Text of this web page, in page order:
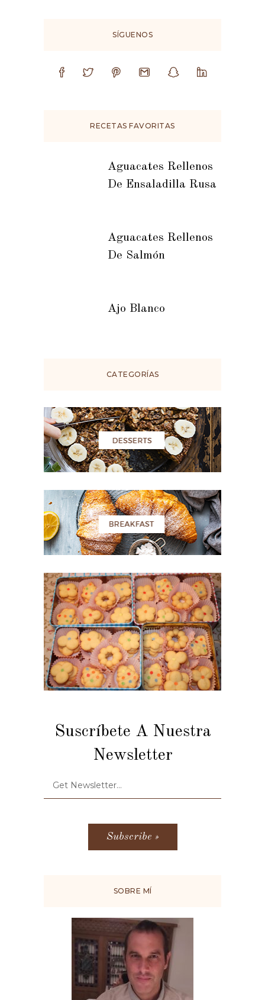
SÍGUENOS
RECETAS FAVORITAS
Aguacates Rellenos
De Ensaladilla Rusa
Aguacates Rellenos
De Salmón
Ajo Blanco
CATEGORÍAS
Suscríbete A Nuestra
Newsletter
SOBRE MÍ